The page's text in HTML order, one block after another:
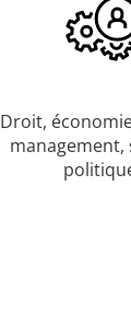
Droit,
management,